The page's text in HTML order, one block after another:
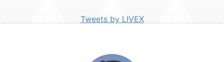
Tweets by LIVEX